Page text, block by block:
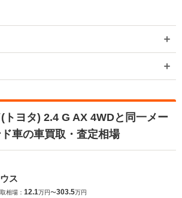
トヨタ) 2.4 G AX 4WDと同一メー
車の車買取・査定相場
ス
相場： 12.1万円〜303.5万円